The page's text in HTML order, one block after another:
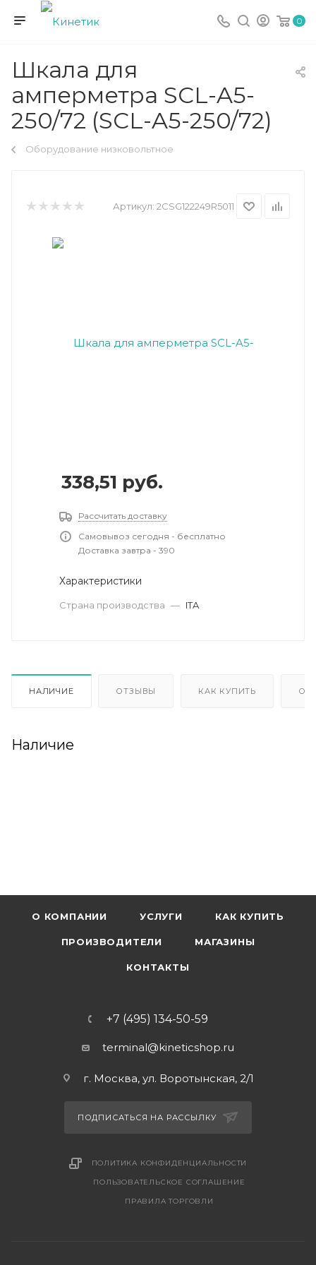
0
Шкала для
амперметра SCL-A5-
250/72 (SCL-A5-250/72)
Оборудование низковольтное
Артикул: 2CSG122249R5011
338,51 руб.
Рассчитать доставку
Самовывоз сегодня - бесплатно
Доставка завтра - 390
Характеристики
Страна производства — ITA
НАЛИЧИЕ ОТЗЫВЫ КАК КУПИТЬ
Наличие
О КОМПАНИИ УСЛУГИ КАК КУПИТЬ
ПРОИЗВОДИТЕЛИ МАГАЗИНЫ
КОНТАКТЫ
+7 (495) 134-50-59
terminal@kineticshop.ru
г. Москва, ул. Воротынская, 2/1
ПОДПИСАТЬСЯ НА РАССЫЛКУ
ПОЛИТИКА КОНФИДЕНЦИАЛЬНОСТИ
ПОЛЬЗОВАТЕЛЬСКОЕ СОГЛАШЕНИЕ
ПРАВИЛА ТОРГОВЛИ